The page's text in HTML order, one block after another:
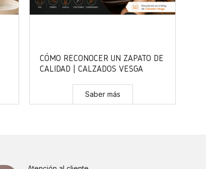
CÓMO RECONOCER UN ZAPATO DE
CALIDAD | CALZADOS VESGA
Saber más